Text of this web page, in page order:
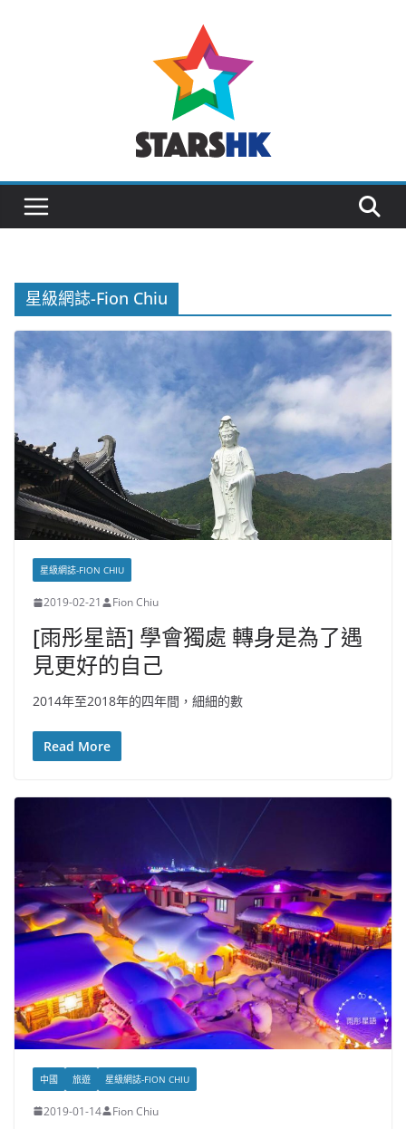
星級網誌-Fion Chiu
星級網誌-FION CHIU
2019-02-21 Fion Chiu
[雨彤星語] 學會獨處 轉身是為了遇
見更好的自己
2014年至2018年的四年間，細細的數
Read More
中國 旅遊 星級網誌-FION CHIU
2019-01-14 Fion Chiu